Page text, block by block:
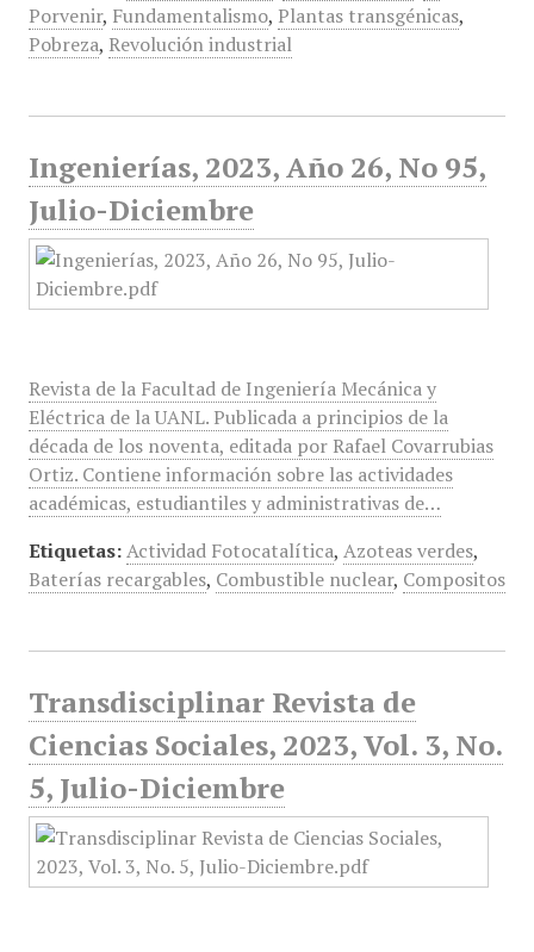
Porvenir, Fundamentalismo, Plantas transgénicas,
Pobreza, Revolución industrial
Ingenierías, 2023, Año 26, No 95,
Julio-Diciembre
Revista de la Facultad de Ingeniería Mecánica y
Eléctrica de la UANL. Publicada a principios de la
década de los noventa, editada por Rafael Covarrubias
Ortiz. Contiene información sobre las actividades
académicas, estudiantiles y administrativas de…
Etiquetas: Actividad Fotocatalítica, Azoteas verdes,
Baterías recargables, Combustible nuclear, Compositos
Transdisciplinar Revista de
Ciencias Sociales, 2023, Vol. 3, No.
5, Julio-Diciembre